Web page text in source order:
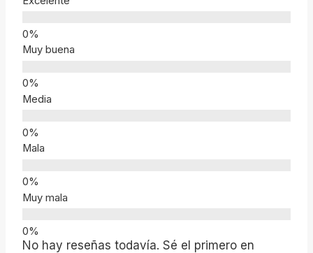
Muy buena
Media
Mala
Muy mala
No hay reseñas todavía. Sé el primero en